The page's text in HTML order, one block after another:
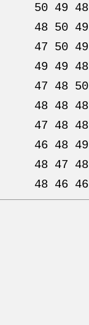
50 49 48
48 50 49
47 50 49
49 49 48
47 48 50
48 48 48
47 48 48
46 48 49
48 47 48
48 46 46